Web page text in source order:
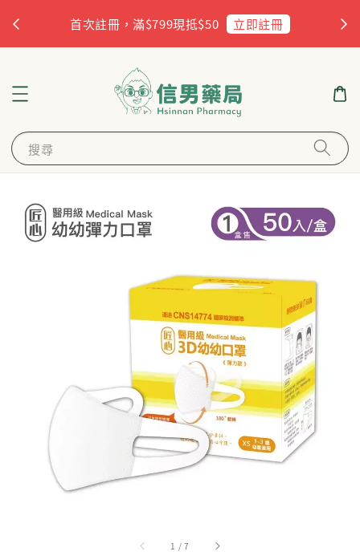
首次註冊，滿$799現抵$50 立即註冊
搜尋
1 /7